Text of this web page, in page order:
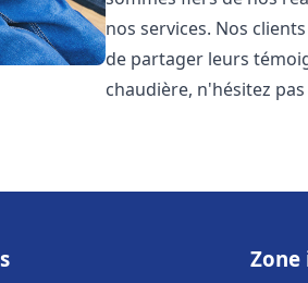
nos services. Nos
de partager leurs
chaudière, n'hésitez